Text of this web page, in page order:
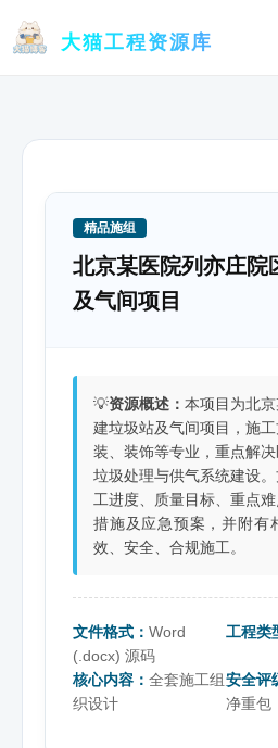
大猫工程资源库
精品施组
北京某医院列亦庄院
及气间项目
💡资源概述： 本项目为北
建垃圾站及气间项目，施
装、装饰等专业，重点解
垃圾处理与供气系统建设
工进度、质量目标、重点
措施及应急预案，并附有
效、安全、合规施工。
文件格式： Word
(.docx) 源码
工程类
核心内容： 全套施工组
织设计
安全评
净重包